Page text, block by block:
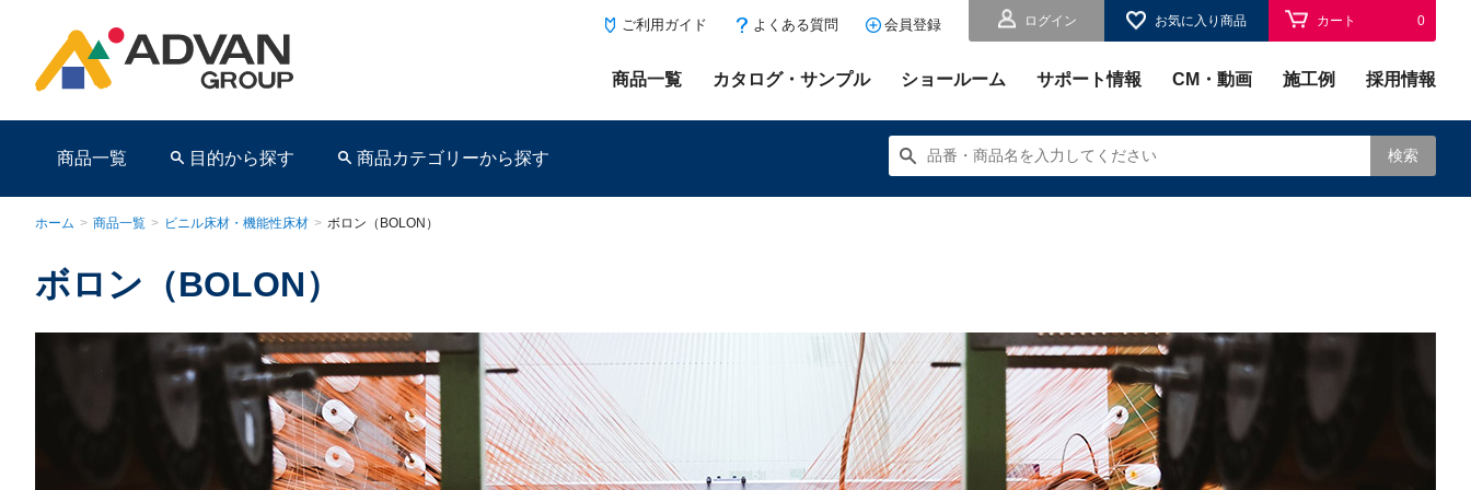
ログイン お気に入り商品 カート 0
ご利用ガイド よくある質問 会員登録
商品一覧 カタログ・サンプル ショールーム サポート情報 CM・動画 施工例 採用情報
商品一覧 目的から探す 商品カテゴリーから探す 検索
ホーム > 商品一覧 > ビニル床材・機能性床材 > ボロン（BOLON）
ボロン（BOLON）